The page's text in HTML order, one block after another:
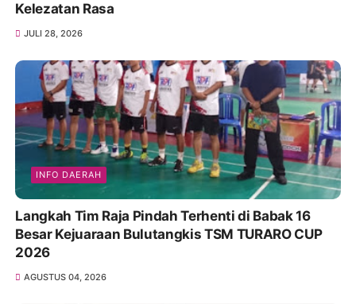
Kelezatan Rasa
JULI 28, 2026
INFO DAERAH
Langkah Tim Raja Pindah Terhenti di Babak 16
Besar Kejuaraan Bulutangkis TSM TURARO CUP
2026
AGUSTUS 04, 2026